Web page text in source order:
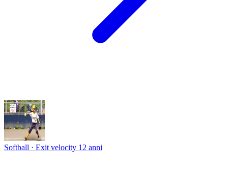
Softball · Exit velocity 12 anni